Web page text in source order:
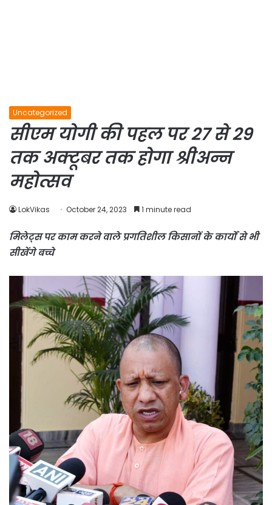
Uncategorized
सीएम योगी की पहल पर 27 से 29
तक अक्टूबर तक होगा श्रीअन्न
महोत्सव
LokVikas October 24, 2023 1 minute read
मिलेट्स पर काम करने वाले प्रगतिशील किसानों के कार्यों से भी
सीखेंगे बच्चे